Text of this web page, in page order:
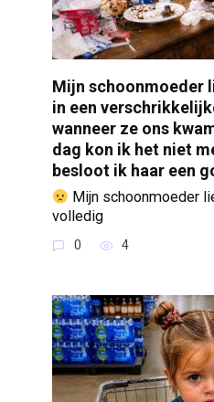
Mijn schoonmoeder
in een
wanneer ze ons
dag kon ik het niet
besloot ik haar een
Mijn schoonmoeder
volledig
0 4